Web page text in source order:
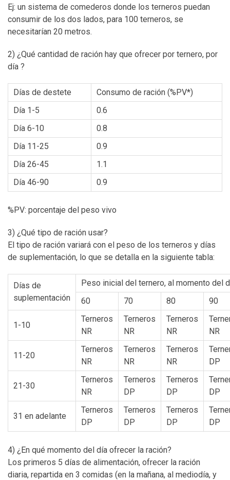
Ej: un sistema de comederos donde los terneros puedan
consumir de los dos lados, para 100 terneros, se
necesitarían 20 metros.
2) ¿Qué cantidad de ración hay que ofrecer por ternero, por
día ?
Días de destete
Consumo de ración (%PV*)
Día 1-5
0.6
Día 6-10
0.8
Día 11-25
0.9
Día 26-45
1.1
Día 46-90
0.9
%PV: porcentaje del peso vivo
3) ¿Qué tipo de ración usar?
El tipo de ración variará con el peso de los terneros y días
de suplementación, lo que se detalla en la siguiente tabla:
Días de
suplementación
Peso inicial del ternero, al momento del
60
70 80 90
1-10
Terneros
NR
Terneros
NR
Terneros
NR
NR
11-20
Terneros
NR
Terneros
NR
Terneros
NR
DP
21-30
Terneros
NR
Terneros
DP
Terneros
DP
DP
31 en adelante
Terneros
DP
Terneros
DP
Terneros
DP
DP
4) ¿En qué momento del día ofrecer la ración?
Los primeros 5 días de alimentación, ofrecer la ración
diaria, repartida en 3 comidas (en la mañana, al mediodía, y